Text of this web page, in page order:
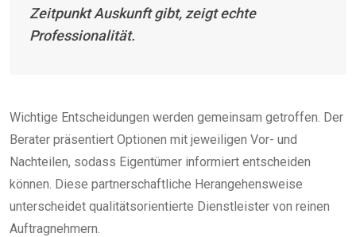
Zeitpunkt Auskunft gibt, zeigt echte
Professionalität.
Wichtige Entscheidungen werden gemeinsam getroffen. Der
Berater präsentiert Optionen mit jeweiligen Vor- und
Nachteilen, sodass Eigentümer informiert entscheiden
können. Diese partnerschaftliche Herangehensweise
unterscheidet qualitätsorientierte Dienstleister von reinen
Auftragnehmern.